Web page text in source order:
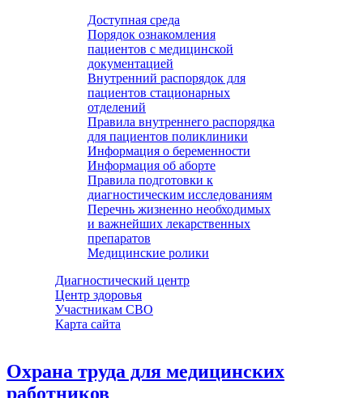
Доступная среда
Порядок ознакомления
пациентов с медицинской
документацией
Внутренний распорядок для
пациентов стационарных
отделений
Правила внутреннего распорядка
для пациентов поликлиники
Информация о беременности
Информация об аборте
Правила подготовки к
диагностическим исследованиям
Перечнь жизненно необходимых
и важнейших лекарственных
препаратов
Медицинские ролики
Диагностический центр
Центр здоровья
Участникам СВО
Карта сайта
Охрана труда для медицинских
работников